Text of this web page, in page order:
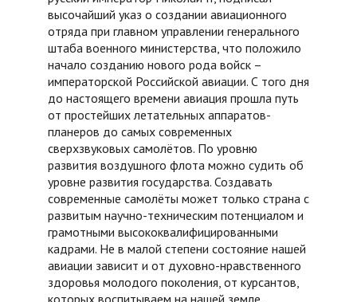
высочайший указ о создании авиационного
отряда при главном управлении генерального
штаба военного министерства, что положило
начало созданию нового рода войск –
императорской Российской авиации. С того дня
до настоящего времени авиация прошла путь
от простейших летательных аппаратов-
планеров до самых современных
сверхзвуковых самолётов. По уровню
развития воздушного флота можно судить об
уровне развития государства. Создавать
современные самолёты может только страна с
развитым научно-техническим потенциалом и
грамотными высококвалифицированными
кадрами. Не в малой степени состояние нашей
авиации зависит и от духовно-нравственного
здоровья молодого поколения, от курсантов,
которых воспитываем на нашей земле.